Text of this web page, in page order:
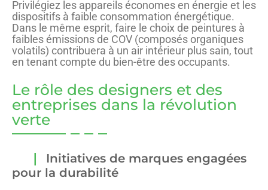
Privilégiez les appareils économes en énergie et les
dispositifs à faible consommation énergétique.
Dans le même esprit, faire le choix de peintures à
faibles émissions de COV (composés organiques
volatils) contribuera à un air intérieur plus sain, tout
en tenant compte du bien-être des occupants.
Le rôle des designers et des
entreprises dans la révolution
verte
Initiatives de marques engagées
pour la durabilité